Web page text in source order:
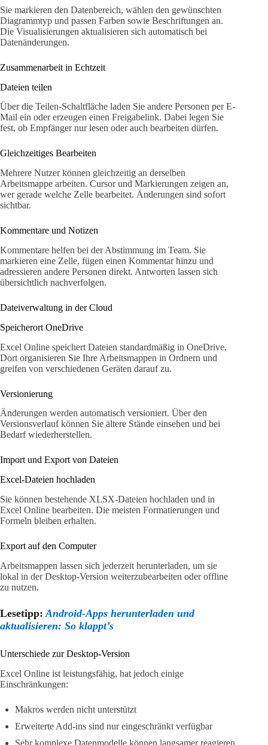
Sie markieren den Datenbereich, wählen den gewünschten
Diagrammtyp und passen Farben sowie Beschriftungen an.
Die Visualisierungen aktualisieren sich automatisch bei
Datenänderungen.
Zusammenarbeit in Echtzeit
Dateien teilen
Über die Teilen-Schaltfläche laden Sie andere Personen per E-
Mail ein oder erzeugen einen Freigabelink. Dabei legen Sie
fest, ob Empfänger nur lesen oder auch bearbeiten dürfen.
Gleichzeitiges Bearbeiten
Mehrere Nutzer können gleichzeitig an derselben
Arbeitsmappe arbeiten. Cursor und Markierungen zeigen an,
wer gerade welche Zelle bearbeitet. Änderungen sind sofort
sichtbar.
Kommentare und Notizen
Kommentare helfen bei der Abstimmung im Team. Sie
markieren eine Zelle, fügen einen Kommentar hinzu und
adressieren andere Personen direkt. Antworten lassen sich
übersichtlich nachverfolgen.
Dateiverwaltung in der Cloud
Speicherort OneDrive
Excel Online speichert Dateien standardmäßig in OneDrive.
Dort organisieren Sie Ihre Arbeitsmappen in Ordnern und
greifen von verschiedenen Geräten darauf zu.
Versionierung
Änderungen werden automatisch versioniert. Über den
Versionsverlauf können Sie ältere Stände einsehen und bei
Bedarf wiederherstellen.
Import und Export von Dateien
Excel-Dateien hochladen
Sie können bestehende XLSX-Dateien hochladen und in
Excel Online bearbeiten. Die meisten Formatierungen und
Formeln bleiben erhalten.
Export auf den Computer
Arbeitsmappen lassen sich jederzeit herunterladen, um sie
lokal in der Desktop-Version weiterzubearbeiten oder offline
zu nutzen.
Lesetipp: Android-Apps herunterladen und
aktualisieren: So klappt’s
Unterschiede zur Desktop-Version
Excel Online ist leistungsfähig, hat jedoch einige
Einschränkungen:
Makros werden nicht unterstützt
Erweiterte Add-ins sind nur eingeschränkt verfügbar
Sehr komplexe Datenmodelle können langsamer reagieren